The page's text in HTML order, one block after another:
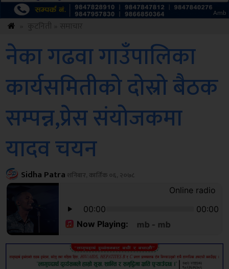
Sdc
नेका गढवा गाउँपालिका
कार्यसमितीको दोस्रो बैठक
सम्पन्न,प्रेस संयोजकमा
यादव चयन
Sidha Patra शनिबार, कार्तिक ०६, २०७८